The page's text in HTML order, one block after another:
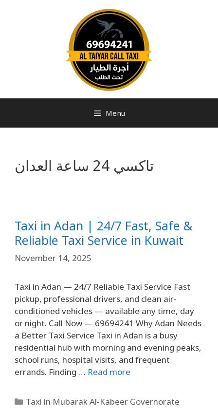
Menu
تاكسي 24 ساعة العدان
Taxi in Adan | 24/7 Fast, Safe &
Reliable Taxi Service in Kuwait
November 14, 2025
Taxi in Adan — 24/7 Reliable Taxi Service Fast
pickup, professional drivers, and clean air-
conditioned vehicles — available any time, day
or night. Call Now — 69694241 Why Adan Needs
a Better Taxi Service Taxi in Adan is a busy
residential hub with morning and evening peaks,
school runs, hospital visits, and frequent
errands. Finding … Read more
Taxi in Mubarak Al-Kabeer Governorate